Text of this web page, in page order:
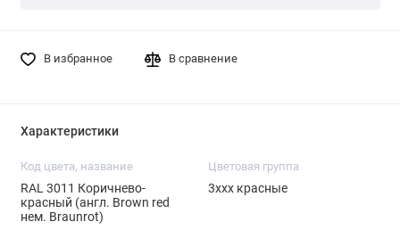
В избранное В сравнение
Характеристики
Код цвета, название
RAL 3011 Коричнево-
красный (англ. Brown red
нем. Braunrot)
Цветовая группа
3ххх красные